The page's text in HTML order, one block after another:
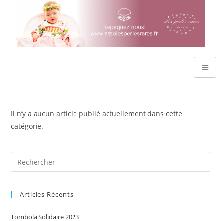
Il n’y a aucun article publié actuellement dans cette
catégorie.
Articles Récents
Tombola Solidaire 2023